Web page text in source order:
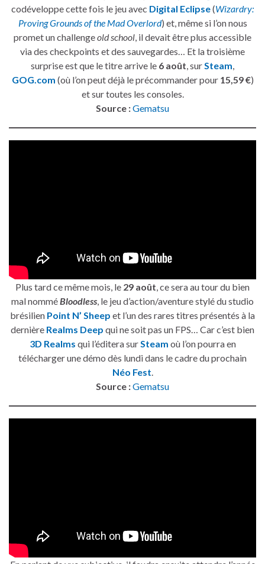
codéveloppe cette fois le jeu avec Digital Eclipse(Wizardry:
Proving Grounds of the Mad Overlord) et, même si l’on nous
promet un challengeold school, il devait être plus accessible
via des checkpoints et des sauvegardes… Et la troisième
surprise est que le titre arrive le 6 août, surSteam,
GOG.com (où l’on peut déjà le précommander pour 15,59 €)
et sur toutes les consoles.
Source :Gematsu
Plus tard ce même mois, le 29 août , ce sera au tour du bien
mal nommé Bloodless , le jeu d’action/aventure stylé du studio
brésilien Point N’ Sheep et l’un des rares titres présentés à la
dernière Realms Deep qui ne soit pas un FPS… Car c’est bien
3D Realms qui l’éditera sur Steam où l’on pourra en
télécharger une démo dès lundi dans le cadre du prochain
Néo Fest
Source :Gematsu